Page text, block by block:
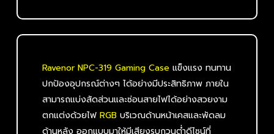
Ravenor NPC-319 Gaming Case แข็งแรง ทนทาน
ปกป้องอุปกรณ์ต่างๆ ได้อย่างมีประสิทธิภาพ ภายใน
สามารถแบ่งสัดส่วนและซ่อนสายไฟได้อย่างสวยงาม
ตกแต่งด้วยไฟRGB บริเวณด้านหน้าเคสและพัดลม
ด้านหลัง ออกแบบมาให้มีเสียงรบกวนต่ำดีไซน์ที่